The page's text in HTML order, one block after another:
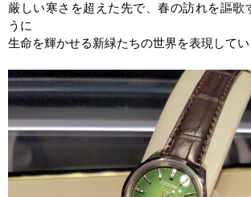
厳しい寒さを超えた先で、春の訪れを謳歌
うに
生命を輝かせる新緑たちの世界を表現してい